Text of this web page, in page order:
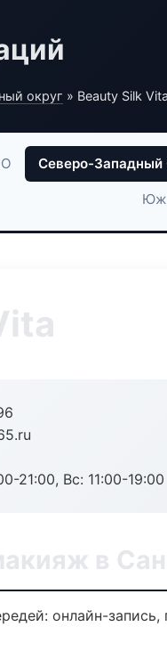
округ » Beauty Silk Vita
Северо-
21:00, Вс: 11:00-19:00
в
онлайн-